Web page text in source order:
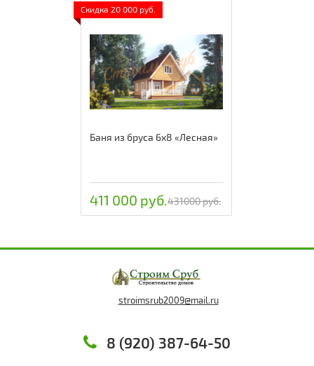
Скидка 20 000 руб.
Баня из бруса 6х8 «Лесная»
411 000 руб.431000 руб.
stroimsrub2009@mail.ru
8 (920) 387-64-50